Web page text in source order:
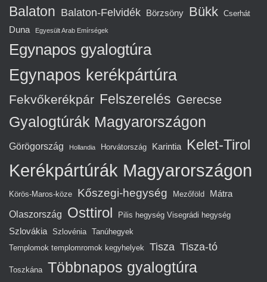
Balaton Balaton-Felvidék Börzsöny Bükk Cserhát
Duna Egyesült Arab Emírségek
Egynapos gyalogtúra
Egynapos kerékpártúra
Fekvőkerékpár Felszerelés Gerecse
Gyalogtúrák Magyarországon
Görögország Hollandia Horvátország Karintia Kelet-Tirol
Kerékpártúrák Magyarországon
Körös-Maros-köze Kőszegi-hegység Mezőföld Mátra
Olaszország Osttirol Pilis hegység Visegrádi hegység
Szlovákia Szlovénia Tanúhegyek
Templomok templomromok kegyhelyek Tisza Tisza-tó
Toszkána Többnapos gyalogtúra